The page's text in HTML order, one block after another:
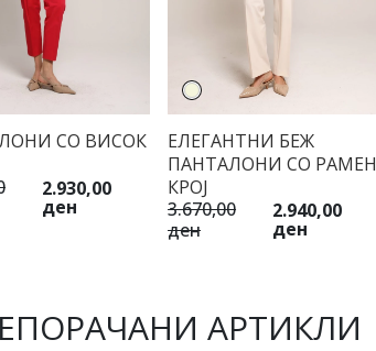
СО ВИСОК
2.930,00
ден
ЕЛЕГАНТНИ БЕЖ
ПАНТАЛОНИ СО РАМЕН
КРОЈ
3.670,00
ден
2.940,00
ден
АРТИКЛИ